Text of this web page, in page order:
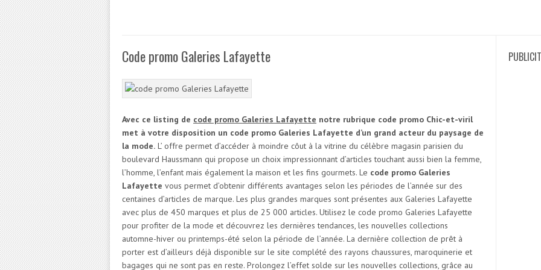
Code promo Galeries Lafayette
Avec ce listing de code promo Galeries Lafayette notre rubrique code promo Chic-et-viril
met à votre disposition un code promo Galeries Lafayette d’un grand acteur du paysage de
la mode. L’ offre permet d’accéder à moindre côut à la vitrine du célèbre magasin parisien du
boulevard Haussmann qui propose un choix impressionnant d’articles touchant aussi bien la femme,
l’homme, l’enfant mais également la maison et les fins gourmets. Le code promo Galeries
Lafayette vous permet d’obtenir différents avantages selon les périodes de l’année sur des
centaines d’articles de marque. Les plus grandes marques sont présentes aux Galeries Lafayette
avec plus de 450 marques et plus de 25 000 articles. Utilisez le code promo Galeries Lafayette
pour profiter de la mode et découvrez les dernières tendances, les nouvelles collections
automne-hiver ou printemps-été selon la période de l’année. La dernière collection de prêt à
porter est d’ailleurs déjà disponible sur le site complété des rayons chaussures, maroquinerie et
bagages qui ne sont pas en reste. Prolongez l’effet solde sur les nouvelles collections, grâce au